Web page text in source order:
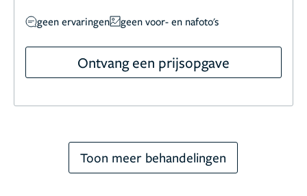
geen ervaringen geen voor- en nafoto's
Ontvang een prijsopgave
Toon meer behandelingen